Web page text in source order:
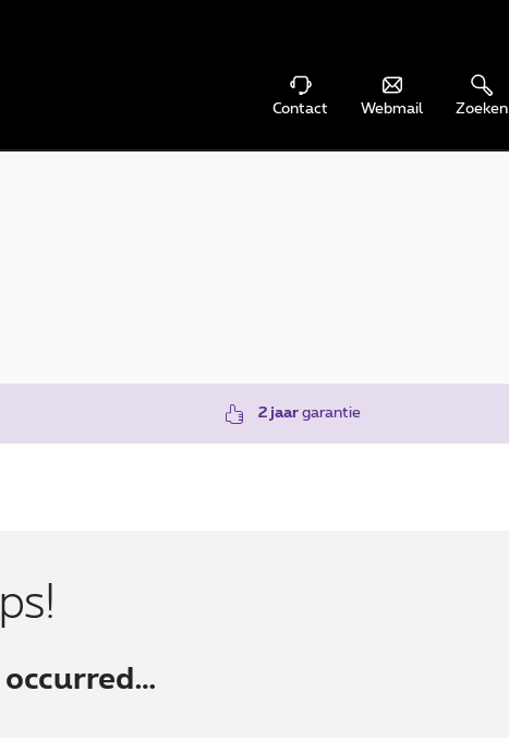
Contact Webmail Zoeken
2 jaar garantie
occurred…